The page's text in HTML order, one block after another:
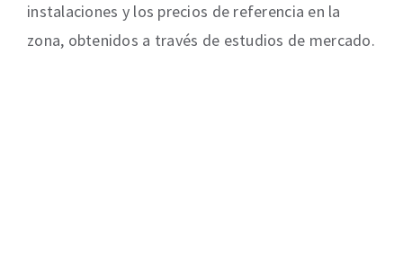
instalaciones y los precios de referencia en la
zona, obtenidos a través de estudios de mercado.